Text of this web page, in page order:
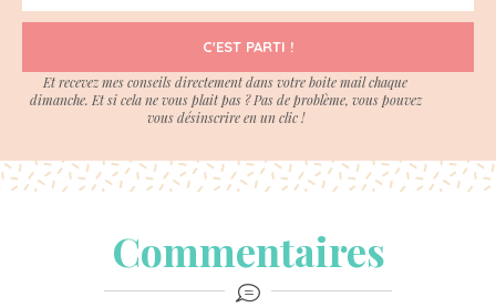
C'EST PARTI !
Et recevez mes conseils directement dans votre boite mail chaque
dimanche. Et si cela ne vous plait pas ? Pas de problème, vous pouvez
vous désinscrire en un clic !
Commentaires